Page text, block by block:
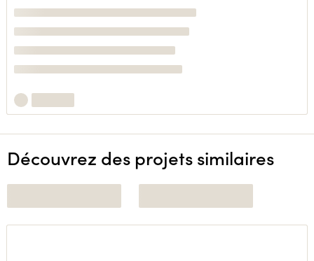
Découvrez des projets similaires